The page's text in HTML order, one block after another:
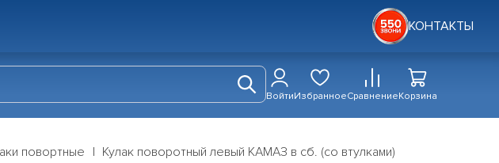
КОНТАКТЫ
ВойтиИзбранноеСравнениеКорзина
повортные Кулак поворотный левый КАМАЗ в сб. (со втулками)